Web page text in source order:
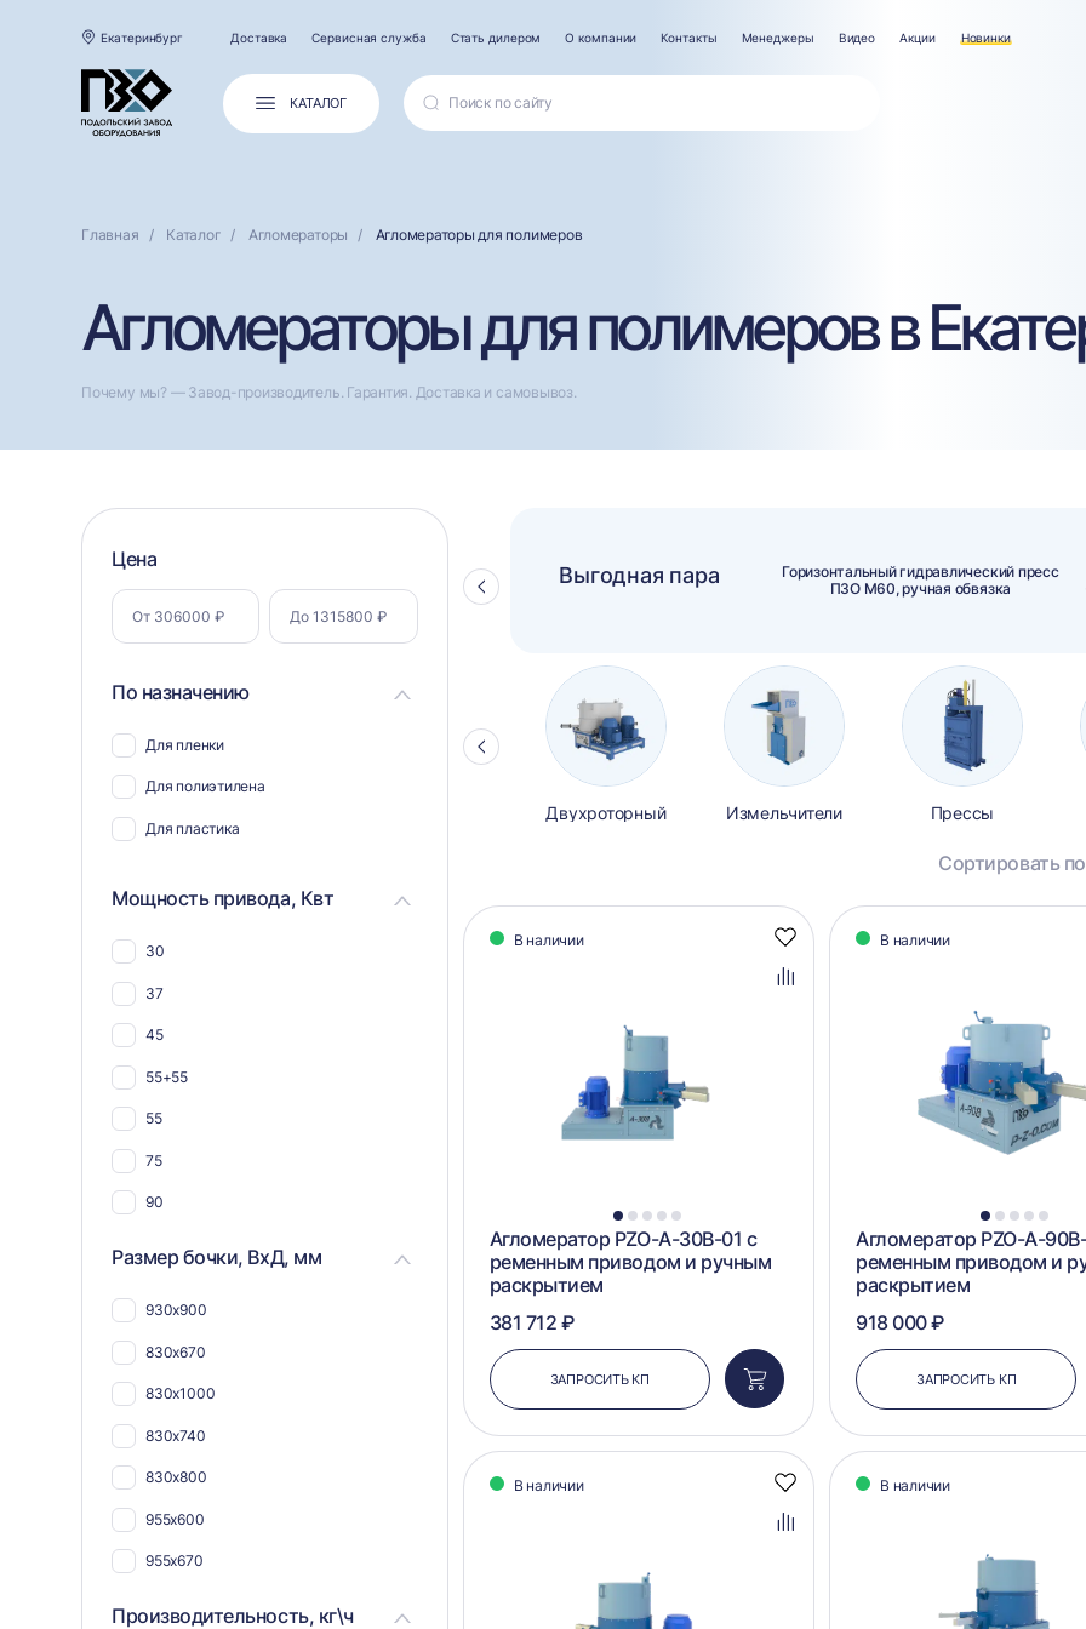
Екатеринбург Доставка Сервисная служба Стать дилером О компании Контакты Менеджеры Видео Акции Новинки
КАТАЛОГ
Главная Каталог Агломераторы Агломераторы для полимеров
Агломераторы для полимеров в
Почему мы? — Завод-производитель. Гарантия. Доставка и самовывоз.
Фильтр
по
параметрам
Цена
По назначению
Для пленки
Для полиэтилена
Для пластика
Мощность привода, Квт
30
37
45
55+55
55
75
90
Размер бочки, ВхД, мм
930х900
830x670
830х1000
830х740
830х800
955x600
955x670
Производительность, кг\ч
Стрелка
Полуавтоматический паллетоупаковщик
ПЗО BPW-2000
Выгодная пара
Горизонтальный гидравлический пресс
ПЗО М60, ручная обвязка
Стрелка
Двухроторный Измельчители Прессы
Сортировать
Каталог
В наличии
Добавить
Добавить
1 2 3 4 5
Агломератор PZO-A-30B-01 с
ременным приводом и ручным
раскрытием
381 712 ₽
ЗАПРОСИТЬ КП
Добавить
в
корзину
В наличии
1 2 3 4 5
Агломератор PZO-A-
ременным приводом и
раскрытием
918 000 ₽
ЗАПРОСИТЬ КП
В наличии
Добавить
Добавить
В наличии